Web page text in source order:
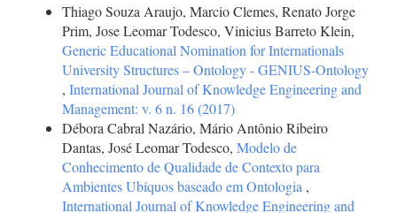
Thiago Souza Araujo, Marcio Clemes, Renato Jorge
Prim, Jose Leomar Todesco, Vinicius Barreto Klein,
Generic Educational Nomination for Internationals
University Structures – Ontology - GENIUS-Ontology
, International Journal of Knowledge Engineering and
Management: v. 6 n. 16 (2017)
Débora Cabral Nazário, Mário Antônio Ribeiro
Dantas, José Leomar Todesco, Modelo de
Conhecimento de Qualidade de Contexto para
Ambientes Ubíquos baseado em Ontologia ,
International Journal of Knowledge Engineering and